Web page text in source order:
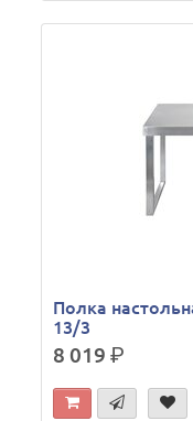
Полка
13/3
8 019р.